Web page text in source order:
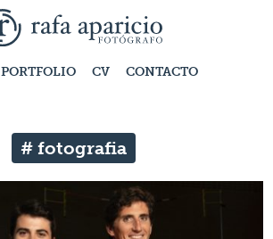
PORTFOLIO CV CONTACTO
# fotografia